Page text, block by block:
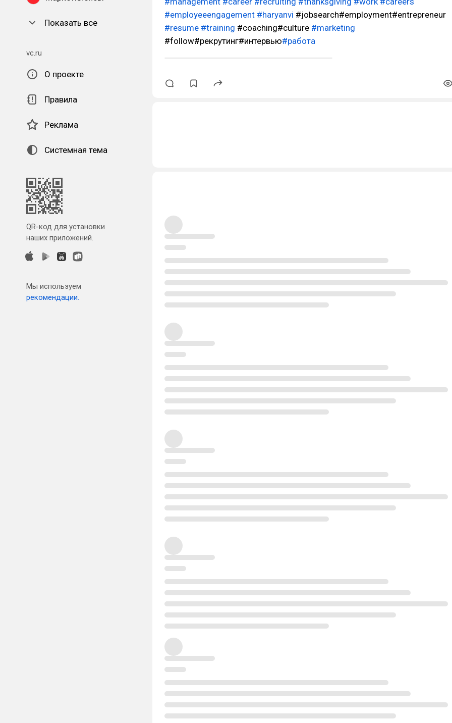
Показать все
vc.ru
О проекте
Правила
Реклама
Системная тема
QR-код для установки
наших приложений.
Мы используем
рекомендации.
#employeeengagement #haryanvi #jobsearch#employment#entrepreneur
#resume #training #coaching#culture #marketing
#follow#рекрутинг#интервью#работа